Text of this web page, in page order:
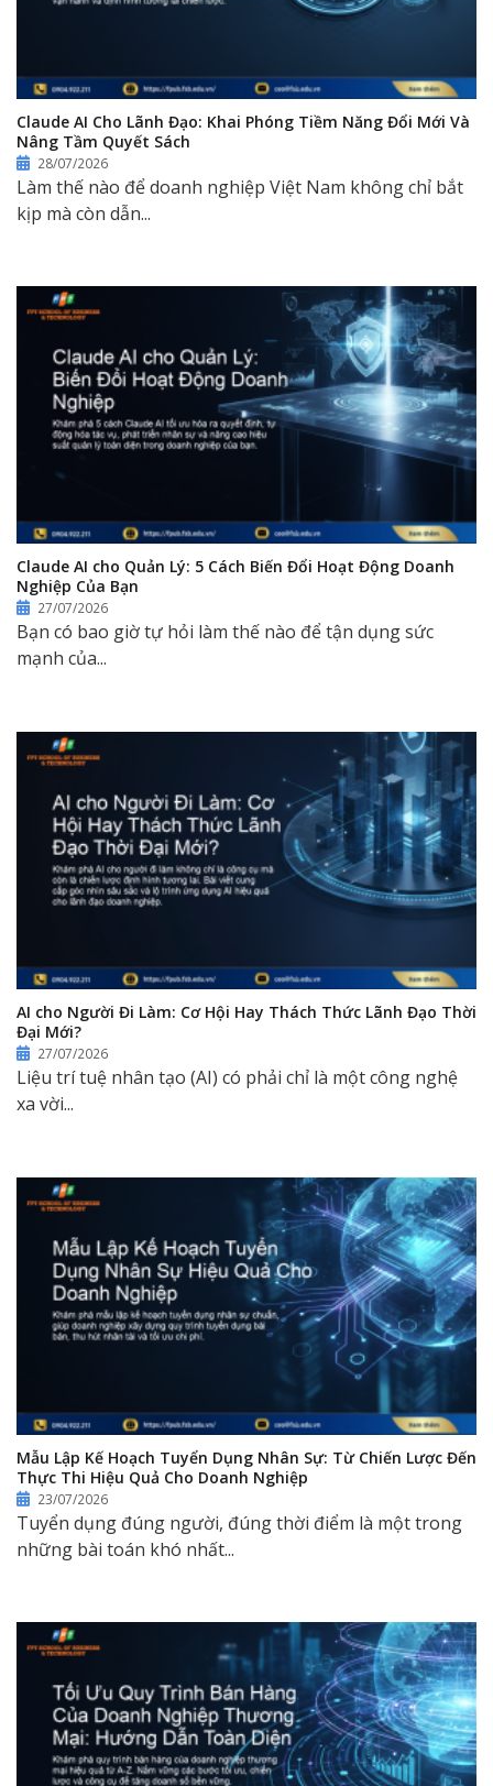
Claude AI Cho Lãnh Đạo: Khai Phóng Tiềm Năng Đổi Mới Và
Nâng Tầm Quyết Sách
28/07/2026
Làm thế nào để doanh nghiệp Việt Nam không chỉ bắt
kịp mà còn dẫn...
Claude AI cho Quản Lý: 5 Cách Biến Đổi Hoạt Động Doanh
Nghiệp Của Bạn
27/07/2026
Bạn có bao giờ tự hỏi làm thế nào để tận dụng sức
mạnh của...
AI cho Người Đi Làm: Cơ Hội Hay Thách Thức Lãnh Đạo Thời
Đại Mới?
27/07/2026
Liệu trí tuệ nhân tạo (AI) có phải chỉ là một công nghệ
xa vời...
Mẫu Lập Kế Hoạch Tuyển Dụng Nhân Sự: Từ Chiến Lược Đến
Thực Thi Hiệu Quả Cho Doanh Nghiệp
23/07/2026
Tuyển dụng đúng người, đúng thời điểm là một trong
những bài toán khó nhất...